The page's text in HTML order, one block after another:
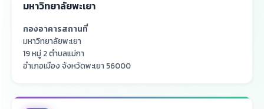
มหาวิทยาลัยพะเยา
กองอาคารสถานที่
มหาวิทยาลัยพะเยา
19 หมู่ 2 ตำบลแม่กา
อำเภอเมือง จังหวัดพะเยา 56000